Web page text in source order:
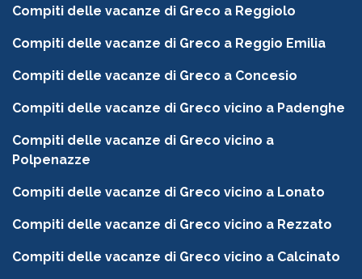
Compiti delle vacanze di Greco a Reggiolo
Compiti delle vacanze di Greco a Reggio Emilia
Compiti delle vacanze di Greco a Concesio
Compiti delle vacanze di Greco vicino a Padenghe
Compiti delle vacanze di Greco vicino a
Polpenazze
Compiti delle vacanze di Greco vicino a Lonato
Compiti delle vacanze di Greco vicino a Rezzato
Compiti delle vacanze di Greco vicino a Calcinato